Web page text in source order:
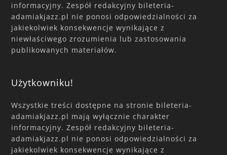
informacyjny. Zespół redakcyjny bileteria-
adamiakjazz.pl nie ponosi odpowiedzialności za
jakiekolwiek konsekwencje wynikające z
niewłaściwego zrozumienia lub zastosowania
publikowanych materiałów.
Użytkowniku!
Wszystkie treści dostępne na stronie bileteria-
adamiakjazz.pl mają wyłącznie charakter
informacyjny. Zespół redakcyjny bileteria-
adamiakjazz.pl nie ponosi odpowiedzialności za
jakiekolwiek konsekwencje wynikające z